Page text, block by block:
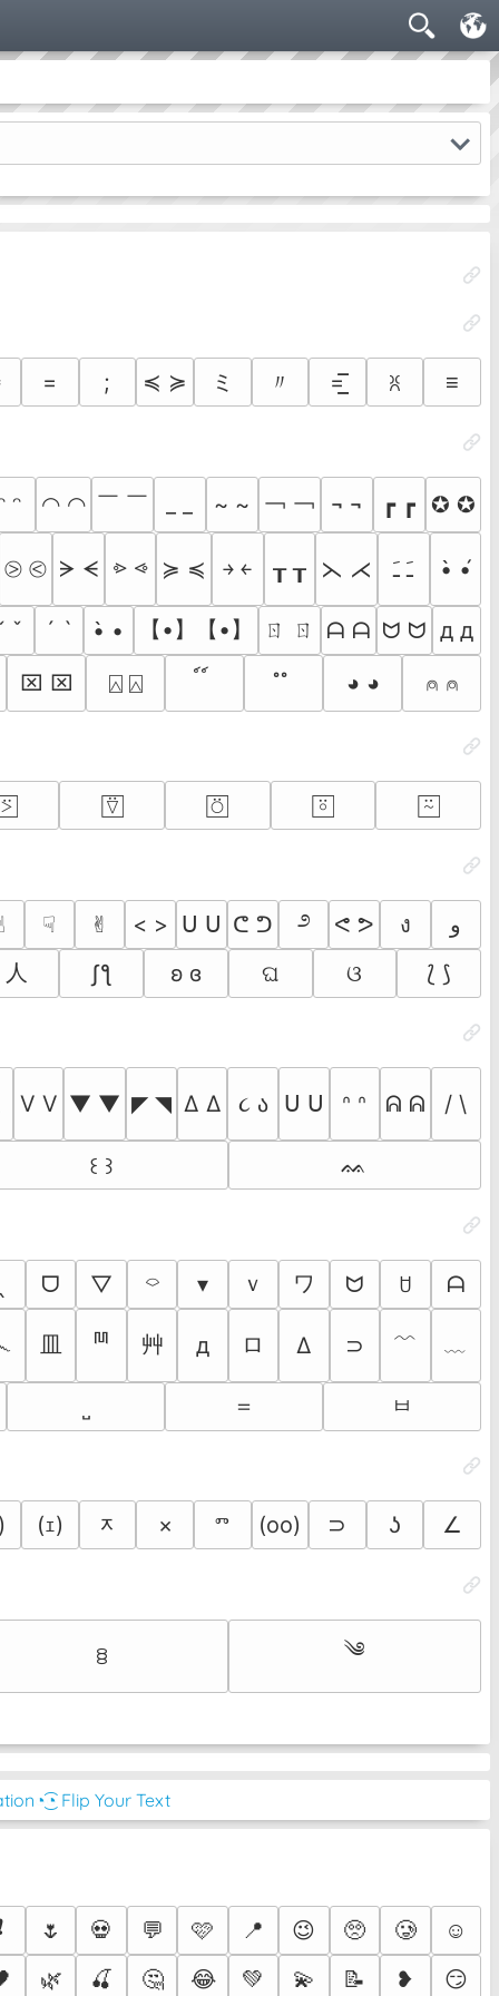
= ; ≼ ≽ ミ 〃 =͟͟͞͞ ꐦ ≡
ᵔ ◠ ◠ ￣ ￣ ~ ~ ￢ ￢ ¬ ¬ ┏ ┏ ✪ ✪
⧁ ⧀ ᗒ ᗕ ⩺ ⩹ ≽ ≼ ￫ ￩ ┰ ┰ ⋋ ⋌ ﹷ ﹷ •̀ •́
ˇ ´ ` •̀ • 【•】【•】 ㄖ ㄖ ᗩ ᗩ ᗢ ᗢ д д
⌧︎ ⌧︎ ⍓︎ ⍓︎ ํ ํ ◕ ◕ ⍝ ⍝
⍩⃞ ⍢⃞ ⍥⃞ ⍤⃞ ⍨⃞
☟︎ ✌︎ < > ᑌ ᑌ ᕦ ᕤ ೨ ᕙ ᕗ ง
و
人 ʃƪ ʚ ɞ ଘ ଓ ⟅ ⟆
V V ▼ ▼ ◤ ◥ Δ Δ ૮ ა ᑌ ᑌ ᐢ ᐢ ᕱ ᕱ / \
꒰ ꒱ ᨐ
ᗜ ▽ ⌔ ▾ ｖ ワ ᗢ ꇴ ᗩ
皿 ྊ 艸 д ロ Δ ⊃ ﹌ ﹏
＝ ㅂ
(ｪ) ᆽ × ⱅ (oo) ⊃ ʖ ∠
ꊞ ༄
◔͜͡◔ Flip Your Text
🌷 💀 💬 🩷 📍 😉 🥺 🥲
☺️
🌿 🍒 🤔 😂 💚 💫 📝 ❥ 😏